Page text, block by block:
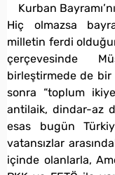
Kurban
Hiç olmazsa
milletin ferdi
çerçevesinde
birleştirmede de bir
sonra “toplum
antilaik, dindar-az
esas bugün
vatansızlar
içinde olanlarla,